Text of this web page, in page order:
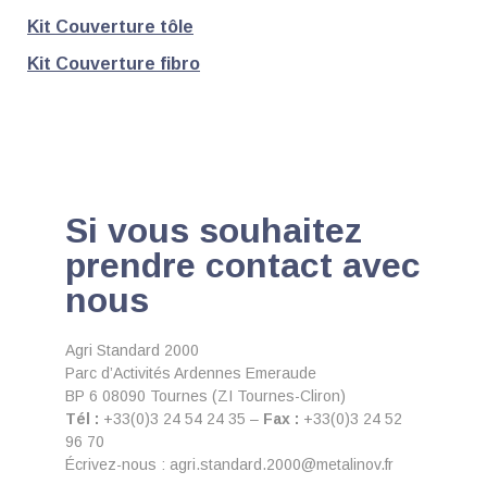
Kit Couverture tôle
Kit Couverture fibro
Si vous souhaitez
prendre contact avec
nous
Agri Standard 2000
Parc d’Activités Ardennes Emeraude
BP 6 08090 Tournes (ZI Tournes-Cliron)
Tél : +33(0)3 24 54 24 35 – Fax : +33(0)3 24 52
96 70
Écrivez-nous : agri.standard.2000@metalinov.fr